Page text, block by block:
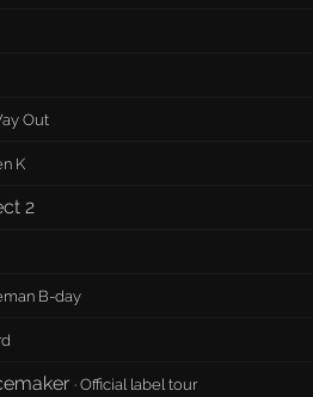
Out
K
2
B-day
·Official label tour